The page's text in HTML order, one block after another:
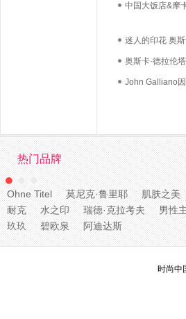
中国大饭店&摩
迷人的印花 奥
奥斯卡·德拉伦
John Galliano
热门品牌
Ohne Titel 莫尼克·鲁里耶 肌肤之美
耐克
水之印 瑞德·克拉考夫 男性
玖玖
碧欧泉 阿迪达斯
时尚中